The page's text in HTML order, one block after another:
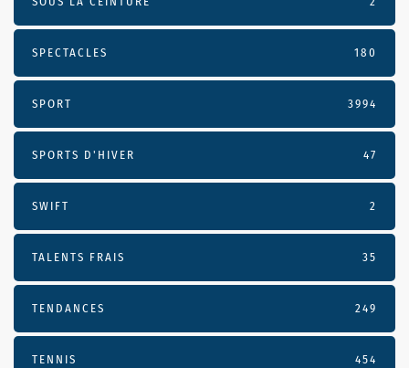
SPECTACLES 180
SPORT 3994
SPORTS D'HIVER 47
SWIFT 2
TALENTS FRAIS 35
TENDANCES 249
TENNIS 454